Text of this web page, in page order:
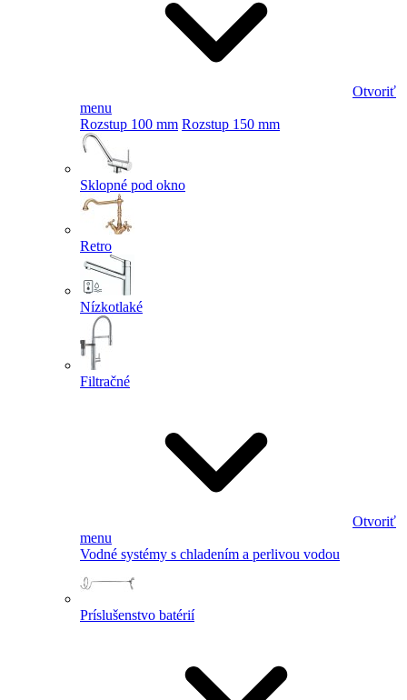
Otvoriť
menu
Rozstup 100 mm Rozstup 150 mm
Sklopné pod okno
Retro
Nízkotlaké
Filtračné
Otvoriť
menu
Vodné systémy s chladením a perlivou vodou
Príslušenstvo batérií